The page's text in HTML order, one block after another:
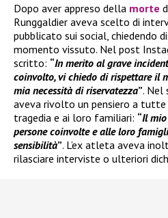
Dopo aver appreso della morte
Runggaldier aveva scelto di
pubblicato sui social, chiedendo
momento vissuto. Nel post
scritto: “In merito al grave
coinvolto, vi chiedo di rispettare il
mia necessità di riservatezza”. Nel
aveva rivolto un pensiero a
tragedia e ai loro familiari: “Il
persone coinvolte e alle loro
sensibilità”. L’ex atleta aveva
rilasciare interviste o ulteriori